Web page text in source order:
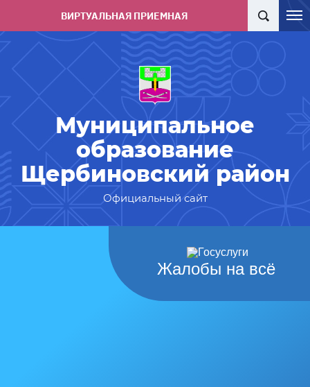
ВИРТУАЛЬНАЯ ПРИЕМНАЯ
Муниципальное
образование
Щербиновский район
Официальный сайт
Жалобы на всё